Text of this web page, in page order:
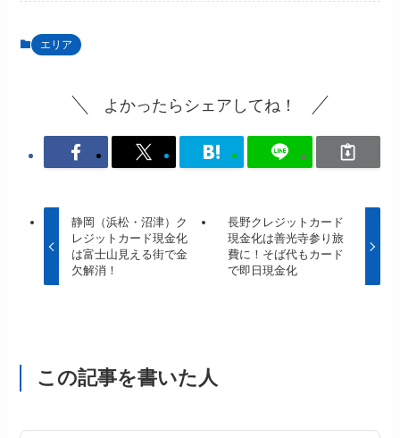
エリア
よかったらシェアしてね！
静岡（浜松・沼津）ク
レジットカード現金化
は富士山見える街で金
欠解消！
長野クレジットカード
現金化は善光寺参り旅
費に！そば代もカード
で即日現金化
この記事を書いた人